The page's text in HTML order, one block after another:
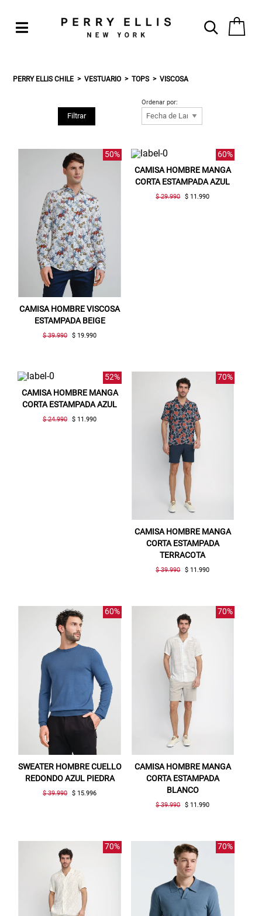
PERRY ELLIS CHILE VESTUARIO TOPS VISCOSA
Filtrar
Ordenar por:
50%
CAMISA HOMBRE VISCOSA
ESTAMPADA BEIGE
$ 39.990 $ 19.990
60%
CAMISA HOMBRE MANGA
CORTA ESTAMPADA AZUL
$ 29.990 $ 11.990
52%
CAMISA HOMBRE MANGA
CORTA ESTAMPADA AZUL
$ 24.990 $ 11.990
70%
CAMISA HOMBRE MANGA
CORTA ESTAMPADA
TERRACOTA
$ 39.990 $ 11.990
60%
SWEATER HOMBRE CUELLO
REDONDO AZUL PIEDRA
$ 39.990 $ 15.996
70%
CAMISA HOMBRE MANGA
CORTA ESTAMPADA
BLANCO
$ 39.990 $ 11.990
70% 70%